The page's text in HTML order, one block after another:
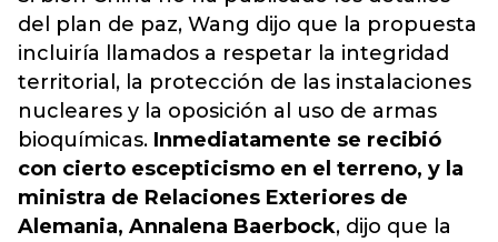
del plan de paz, Wang dijo que la propuesta
incluiría llamados a respetar la integridad
territorial, la protección de las instalaciones
nucleares y la oposición al uso de armas
bioquímicas. Inmediatamente se recibió
con cierto escepticismo en el terreno, y la
ministra de Relaciones Exteriores de
Alemania, Annalena Baerbock, dijo que la